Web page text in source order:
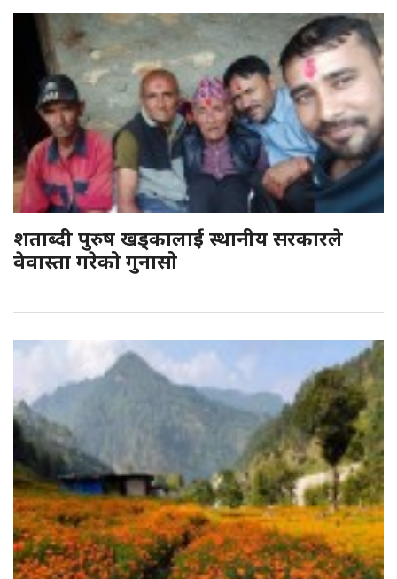
शताब्दी पुरुष खड्कालाई स्थानीय सरकारले
वेवास्ता गरेको गुनासो